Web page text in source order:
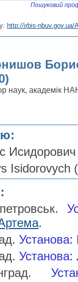
Пошуковий
http://irbis-nbuv.gov.ua/
наук, академік
Isidorovych (
Артема.
Установа:
Установа: